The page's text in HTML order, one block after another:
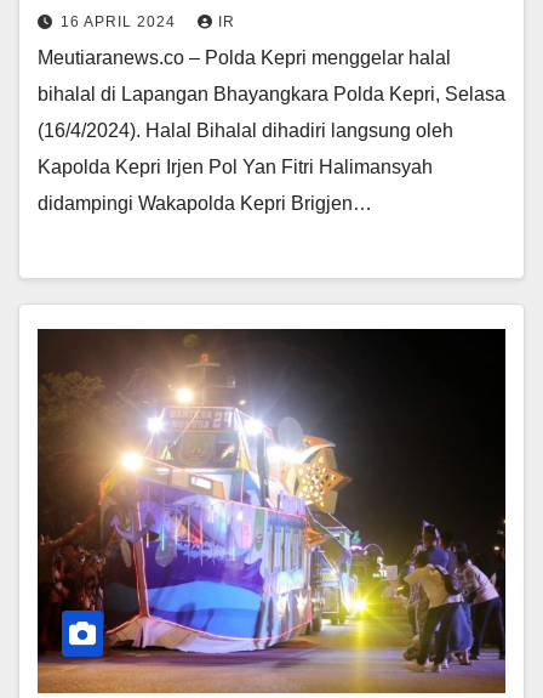
16 APRIL 2024 IR
Meutiaranews.co – Polda Kepri menggelar halal
bihalal di Lapangan Bhayangkara Polda Kepri, Selasa
(16/4/2024). Halal Bihalal dihadiri langsung oleh
Kapolda Kepri Irjen Pol Yan Fitri Halimansyah
didampingi Wakapolda Kepri Brigjen…